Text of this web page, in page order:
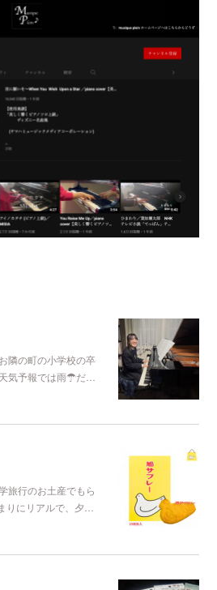
隣の町の小学校の卒
気予報では雨☂だ…
旅行のお土産でもら
りにリアルで、夕…